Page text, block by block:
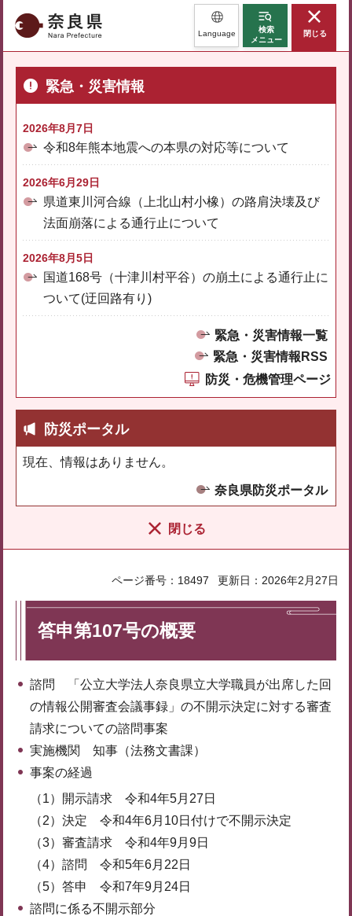
奈良県 Language
検索
メニュー
閉じる
緊急・災害情報
2026年8月7日
令和8年熊本地震への本県の対応等について
2026年6月29日
県道東川河合線（上北山村小橡）の路肩決壊及び
法面崩落による通行止について
2026年8月5日
国道168号（十津川村平谷）の崩土による通行止に
ついて(迂回路有り)
緊急・災害情報一覧
緊急・災害情報RSS
防災・危機管理ページ
防災ポータル
現在、情報はありません。
奈良県防災ポータル
閉じる
ページ番号：18497 更新日：2026年2月27日
答申第107号の概要
諮問 「公立大学法人奈良県立大学職員が出席した回
の情報公開審査会議事録」の不開示決定に対する審査
請求についての諮問事案
実施機関 知事（法務文書課）
事案の経過
（1）開示請求 令和4年5月27日
（2）決定 令和4年6月10日付けで不開示決定
（3）審査請求 令和4年9月9日
（4）諮問 令和5年6月22日
（5）答申 令和7年9月24日
諮問に係る不開示部分